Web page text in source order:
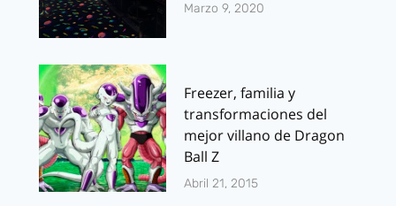
Marzo 9, 2020
Freezer, familia y
transformaciones del
mejor villano de Dragon
Ball Z
Abril 21, 2015